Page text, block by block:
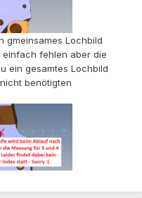
gmeinsames Lochbild
fehlen aber die
ein gesamtes Lochbild
benötigten